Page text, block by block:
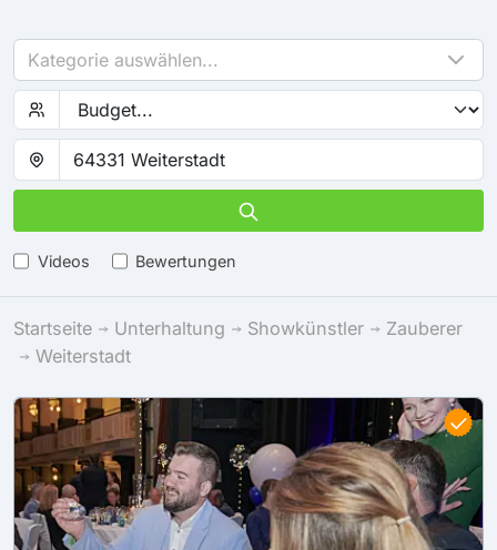
Kategorie auswählen...
Videos Bewertungen
Startseite Unterhaltung Showkünstler
Zauberer
Weiterstadt